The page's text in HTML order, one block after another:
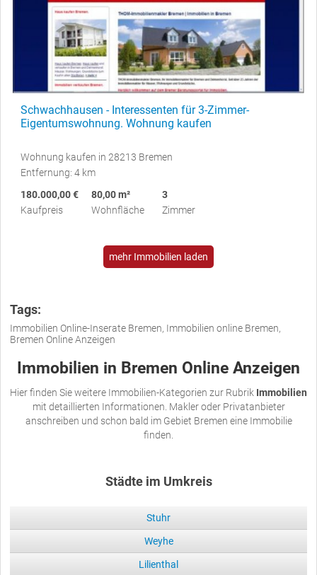
Schwachhausen - Interessenten für 3-Zimmer-
Eigentumswohnung. Wohnung kaufen
Wohnung kaufen in 28213 Bremen
Entfernung: 4 km
180.000,00 €
Kaufpreis
80,00 m²
Wohnfläche
3
Zimmer
mehr Immobilien laden
Tags:
Immobilien Online-Inserate Bremen, Immobilien online Bremen,
Bremen Online Anzeigen
Immobilien in Bremen Online Anzeigen
Hier finden Sie weitere Immobilien-Kategorien zur Rubrik Immobilien
mit detaillierten Informationen. Makler oder Privatanbieter
anschreiben und schon bald im Gebiet Bremen eine Immobilie
finden.
Städte im Umkreis
Stuhr
Weyhe
Lilienthal